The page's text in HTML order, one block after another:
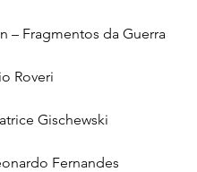
– Fragmentos da Guerra
Roveri
Gischewski
Fernandes